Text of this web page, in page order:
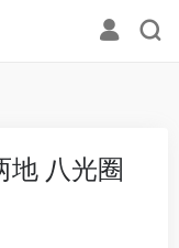
地 八光圈